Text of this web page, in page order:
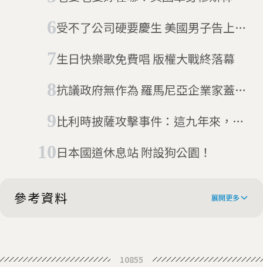
瓜」
受不了公司硬要慶生 美國男子告上法
生日快樂歌免費唱 版權大戰終落幕
抗議政府無作為 羅馬尼亞企業家蓋了
比利時披薩攻擊事件：這九年來，停
日本國道休息站 附設狗公園！
參考資料 展開更多
Sons Buy a Billboard Asking for
10855